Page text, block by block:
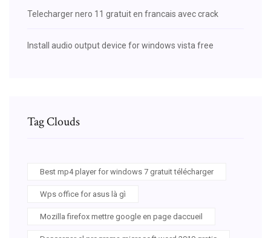
Telecharger nero 11 gratuit en francais avec crack
Install audio output device for windows vista free
Tag Clouds
Best mp4 player for windows 7 gratuit télécharger
Wps office for asus là gì
Mozilla firefox mettre google en page daccueil